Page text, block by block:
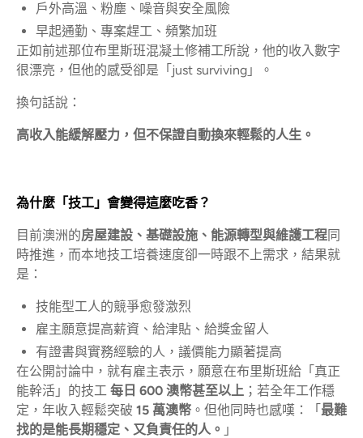
戶外高溫、粉塵、噪音與安全風險
早起通勤、專案趕工、頻繁加班
正如前述那位布里斯班混凝土修補工所說，他的收入數字
很漂亮，但他的感受卻是「just surviving」。
換句話說：
高收入能緩解壓力，但不保證自動換來輕鬆的人生。
為什麼「技工」會變得這麼吃香？
目前澳洲的房屋建設、基礎設施、能源轉型與維護工程同
時推進，而本地技工培養速度卻一時跟不上需求，結果就
是：
技能型工人的競爭愈發激烈
雇主願意提高薪資、給津貼、給獎金留人
有證書與實務經驗的人，議價能力顯著提高
在公開討論中，就有雇主表示，願意在布里斯班給「真正
能幹活」的技工 每日 600 澳幣甚至以上 ；若全年工作穩
定，年收入輕鬆突破 15 萬澳幣 。但他同時也感嘆：「 最難
找的是能長期穩定、又負責任的人。 」